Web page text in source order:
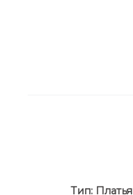
Тип: Платья